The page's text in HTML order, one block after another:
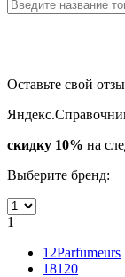
Оставьте свой
скидку 10% на
Выберите бренд:
1
12Parfumeurs
18120